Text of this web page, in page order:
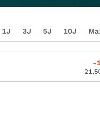
1J 3J 5J 10J
-